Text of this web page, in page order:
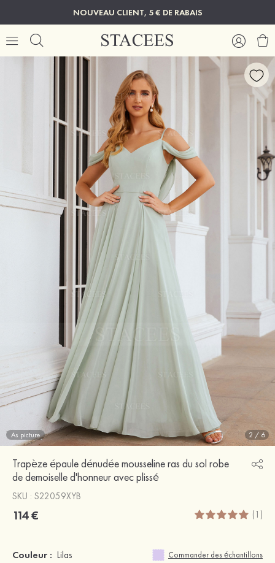
NOUVEAU CLIENT, 5 € DE RABAIS
As picture 2 / 6
Trapèze épaule dénudée mousseline ras du sol robe
de demoiselle d'honneur avec plissé
SKU : S22059XYB
114 € (1)
Couleur : Lilas Commander des échantillons